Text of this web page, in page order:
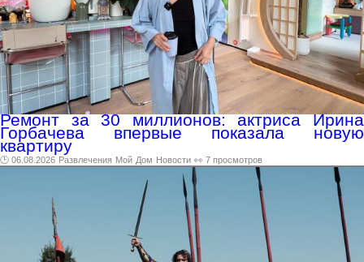
Ремонт за 30 миллионов: актриса Ирина
Горбачева впервые показала новую
квартиру
🕑 06.08.2026 Развлечения Мой Дом Новости 👀 7 просмотров